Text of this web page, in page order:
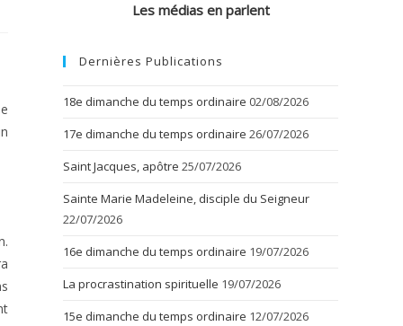
Les médias en parlent
Dernières Publications
18e dimanche du temps ordinaire 02/08/2026
17e dimanche du temps ordinaire 26/07/2026
Saint Jacques, apôtre 25/07/2026
Sainte Marie Madeleine, disciple du Seigneur
22/07/2026
16e dimanche du temps ordinaire 19/07/2026
La procrastination spirituelle 19/07/2026
15e dimanche du temps ordinaire 12/07/2026